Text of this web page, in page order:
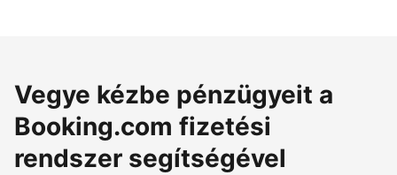
Vegye kézbe pénzügyeit a
Booking.com fizetési
rendszer segítségével